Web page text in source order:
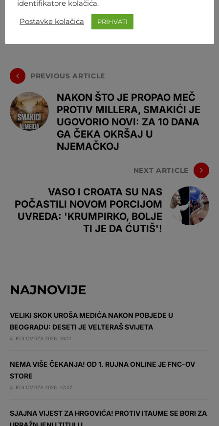
PREVIOUS ARTICLE
NAKON ŠTO JE PROPAO MEČ
PROTIV MILLERA, SMAKIĆI JE
UGOVORIO NOVI: ZA 10 DANA
GA ČEKA OKRŠAJ U
NJEMAČKOJ
NEXT ARTICLE
VASO I CROATA SU NAS
POČASTILI NOVOM PORCIJOM
UVREDA: 'KRUMPIRKO, BOLJE
TI JE DA ĆUTIŠ'!
NAJNOVIJE
VELIKI SKOK UROŠA MEDIĆA NAKON POBJEDE U
BEOGRADU: DESETI JE VELTERAŠ SVIJETA
4. KOLOVOZA 2026. 16:11
NEMA VIŠE ČEKANJA! OD 1. RUJNA ONLINE JE FNC-OV
STORE
4. KOLOVOZA 2026. 12:07
SJAJNA VIJEST ZA HRGOVIĆA! PROTIV ITAUME SE BORI ZA
identifikatore kolačića.
Postavke kolačića PRIHVATI